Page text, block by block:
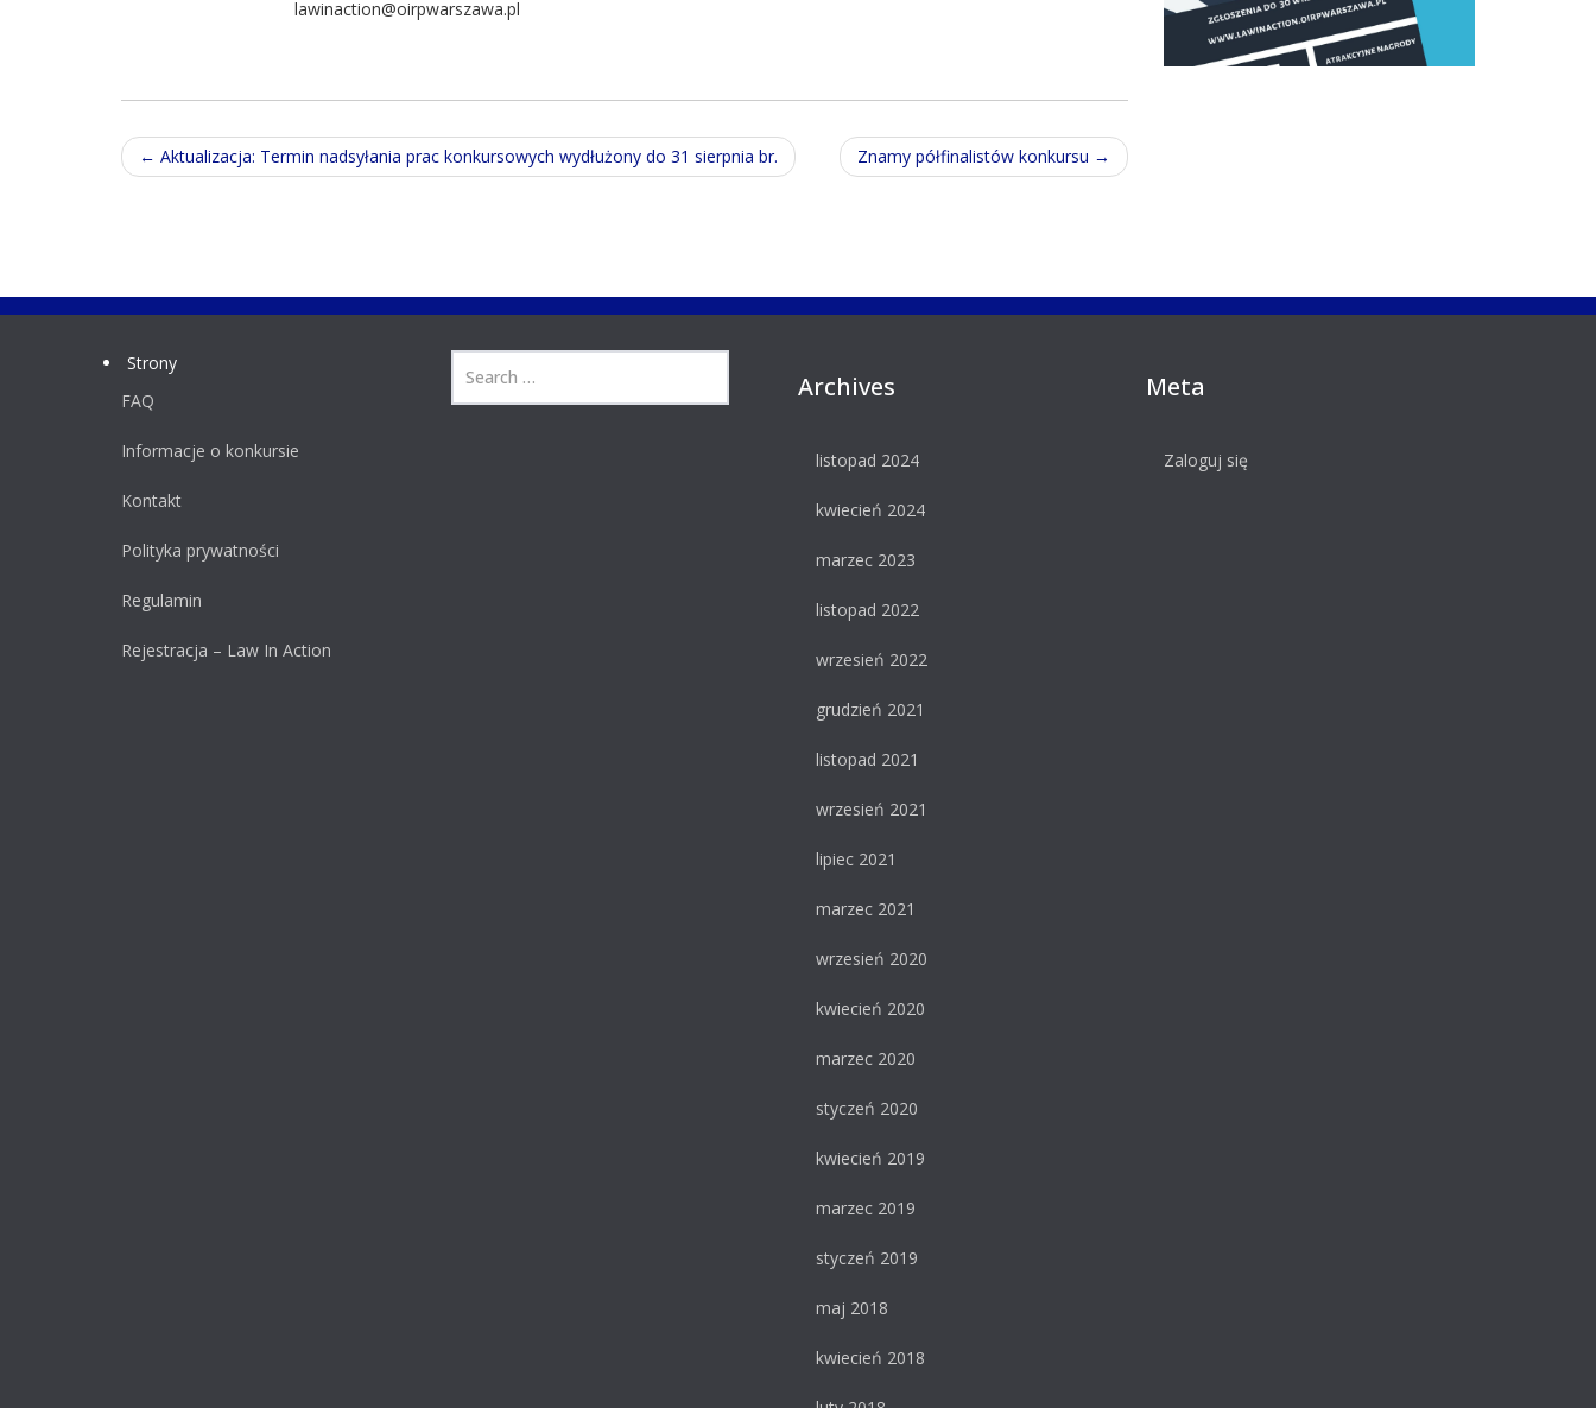
lawinaction@oirpwarszawa.pl
Post
← Aktualizacja: Termin nadsyłania prac konkursowych wydłużony do 31 sierpnia br. Znamy półfinalistów konkursu →
Strony
FAQ
Informacje o konkursie
Kontakt
Polityka prywatności
Regulamin
Rejestracja – Law In Action
Archives
listopad 2024
kwiecień 2024
marzec 2023
listopad 2022
wrzesień 2022
grudzień 2021
listopad 2021
wrzesień 2021
lipiec 2021
marzec 2021
wrzesień 2020
kwiecień 2020
marzec 2020
styczeń 2020
kwiecień 2019
marzec 2019
styczeń 2019
maj 2018
kwiecień 2018
Meta
Zaloguj się